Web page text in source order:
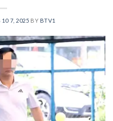
7, 2025 BY BTV1